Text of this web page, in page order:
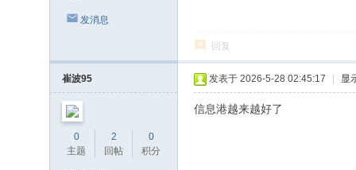
发消息
回复
崔波95
0
主题
2
回帖
0
积分
发表于 2026-5-28 02:45:17 显
信息港越来越好了